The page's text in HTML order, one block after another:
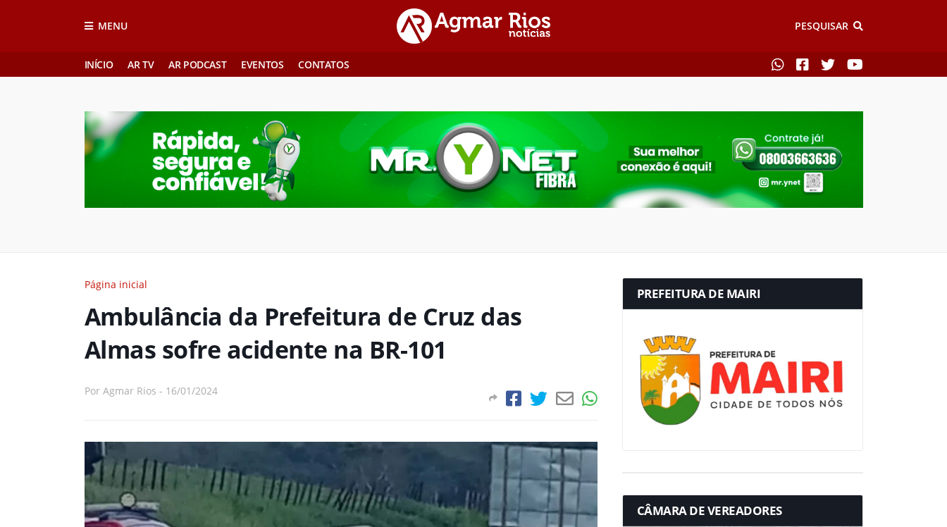
MENU PESQUISAR
INÍCIO AR TV AR PODCAST EVENTOS CONTATOS
Página inicial
Ambulância da Prefeitura de Cruz das
Almas sofre acidente na BR-101
Por Agmar Rios - 16/01/2024
PREFEITURA DE MAIRI
CÂMARA DE VEREADORES